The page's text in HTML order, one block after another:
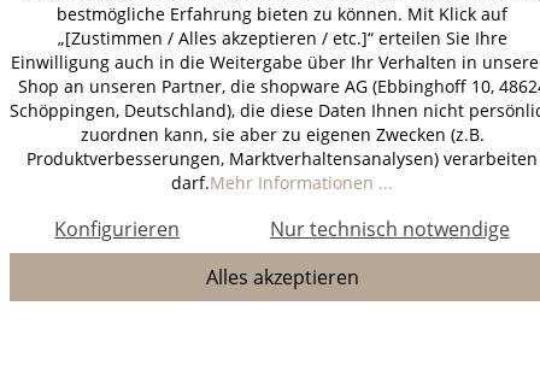
bestmögliche Erfahrung bieten zu können. Mit Klick auf
„[Zustimmen / Alles akzeptieren / etc.]“ erteilen Sie Ihre
Einwilligung auch in die Weitergabe über Ihr Verhalten in
Shop an unseren Partner, die shopware AG (Ebbinghoff 10,
Schöppingen, Deutschland), die diese Daten Ihnen nicht
zuordnen kann, sie aber zu eigenen Zwecken (z.B.
Produktverbesserungen, Marktverhaltensanalysen) verarbeiten
darf.Mehr Informationen ...
Nur technisch notwendige
Konfigurieren
Alles akzeptieren